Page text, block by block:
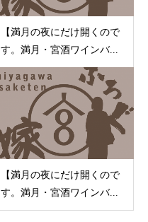
【満月の夜にだけ開くので
す。満月・宮酒ワインバ...
【満月の夜にだけ開くので
す。満月・宮酒ワインバ...